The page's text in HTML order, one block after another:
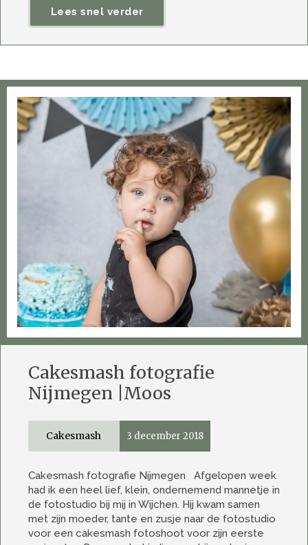
Lees snel verder
Cakesmash fotografie
Nijmegen |Moos
3 december 2018
Cakesmash
Cakesmash fotografie Nijmegen Afgelopen week
had ik een heel lief, klein, ondernemend mannetje in
de fotostudio bij mij in Wijchen. Hij kwam samen
met zijn moeder, tante en zusje naar de fotostudio
voor een cakesmash fotoshoot voor zijn eerste